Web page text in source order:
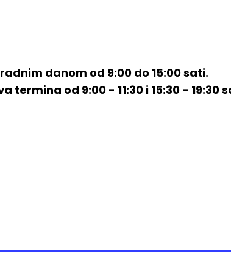
danom od 9:00 do 15:00 sati.
termina od 9:00 - 11:30 i 15:30 - 19:30